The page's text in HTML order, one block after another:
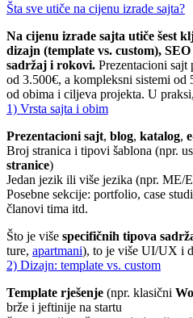
Šta sve utiče na cijenu izrade sajta?
Na cijenu izrade sajta utiče šest
dizajn (template vs. custom),
sadržaj i rokovi. Prezentacioni sajt
od 3.500€, a kompleksni sistemi od
od obima i ciljeva projekta. U
1) Vrsta sajta i obim
Prezentacioni sajt, blog, katalog,
Broj stranica i tipovi šablona (npr.
stranice)
Jedan jezik ili više jezika (npr. ME/
Posebne sekcije: portfolio, case
članovi tima itd.
Što je više specifičnih tipova
ture, apartmani), to je više UI/UX i
2) Dizajn: template vs. custom
Template rješenje (npr. klasični
brže i jeftinije na startu